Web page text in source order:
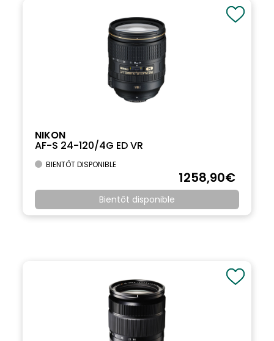
NIKON
AF-S 24-120/4G ED VR
BIENTÔT DISPONIBLE
1258,90€
Bientôt disponible